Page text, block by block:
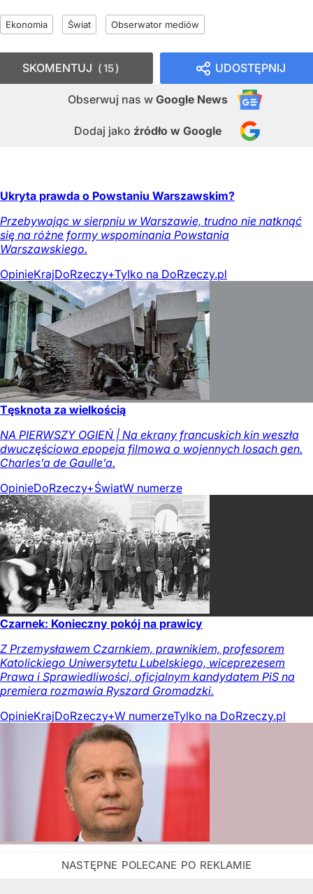
Ekonomia Świat Obserwator mediów
UDOSTĘPNIJ
Obserwuj nas w Google News
Dodaj jako źródło w Google
SKOMENTUJ 15
Ukryta prawda o Powstaniu Warszawskim?
Przebywając w sierpniu w Warszawie, trudno nie natknąć
się na różne formy wspominania Powstania
Warszawskiego.
OpinieKrajDoRzeczy+Tylko na DoRzeczy.pl
Tęsknota za wielkością
NA PIERWSZY OGIEŃ | Na ekrany francuskich kin weszła
dwuczęściowa epopeja filmowa o wojennych losach gen.
Charles’a de Gaulle’a.
OpinieDoRzeczy+ŚwiatW numerze
Czarnek: Konieczny pokój na prawicy
Z Przemysławem Czarnkiem, prawnikiem, profesorem
Katolickiego Uniwersytetu Lubelskiego, wiceprezesem
Prawa i Sprawiedliwości, oficjalnym kandydatem PiS na
premiera rozmawia Ryszard Gromadzki.
OpinieKrajDoRzeczy+W numerzeTylko na DoRzeczy.pl